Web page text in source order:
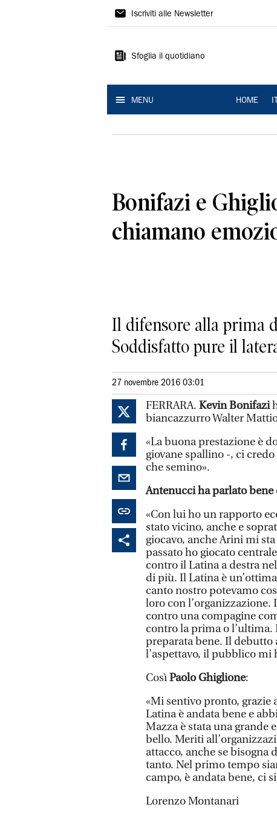
La
Ferrara
Iscriviti alle Newsletter
Sfoglia il quotidiano
MENU HOME
Bonifazi e
chiamano
Il difensore alla prima
Soddisfatto pure il
27 novembre 2016 03:01
FERRARA. Kevin Bonifazi
biancazzurro Walter
«La buona prestazione è
giovane spallino -, ci
che semino».
Antenucci ha parlato bene
«Con lui ho un rapporto
stato vicino, anche e
giocavo, anche Arini mi
passato ho giocato
contro il Latina a destra
di più. Il Latina è
canto nostro potevamo
loro con
contro una compagine
contro la prima o l’ultima.
preparata bene. Il debutto
l’aspettavo, il pubblico mi
CosìPaolo Ghiglione:
«Mi sentivo pronto, grazie
Latina è andata bene e
Mazza è stata una grande
bello. Meriti
attacco, anche se
tanto. Nel primo tempo
campo, è andata bene, ci
Lorenzo Montanari